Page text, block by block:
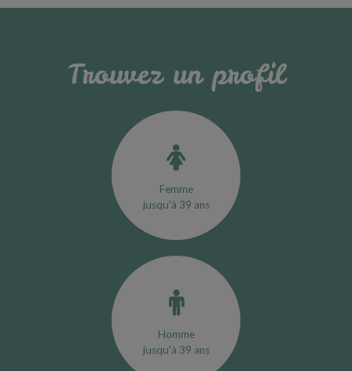
Trouvez un profil
Femme
jusqu'à 39 ans
Homme
jusqu'à 39 ans